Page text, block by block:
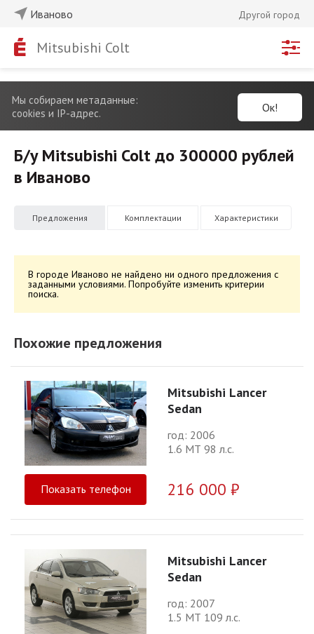
Иваново Другой город
Mitsubishi Colt
Мы собираем метаданные:
cookies и IP-адрес.
Ок!
Б/у Mitsubishi Colt до 300000 рублей
в Иваново
Предложения Комплектации Характеристики
В городе Иваново не найдено ни одного предложения с
заданными условиями. Попробуйте изменить критерии
поиска.
Похожие предложения
Mitsubishi Lancer
Sedan
год: 2006
1.6 МТ 98 л.с.
Показать телефон 216 000 ₽
Mitsubishi Lancer
Sedan
год: 2007
1.5 МТ 109 л.с.